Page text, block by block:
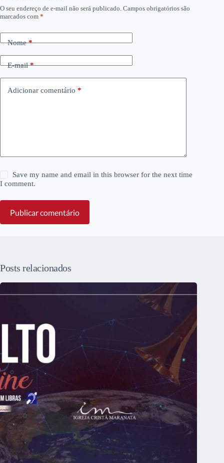
O seu endereço de e-mail não será publicado. Campos obrigatórios são
marcados com *
Nome*
E-mail*
Adicionar comentário *
Save my name and email in this browser for the next time
I comment.
Publicar comentário
Posts relacionados